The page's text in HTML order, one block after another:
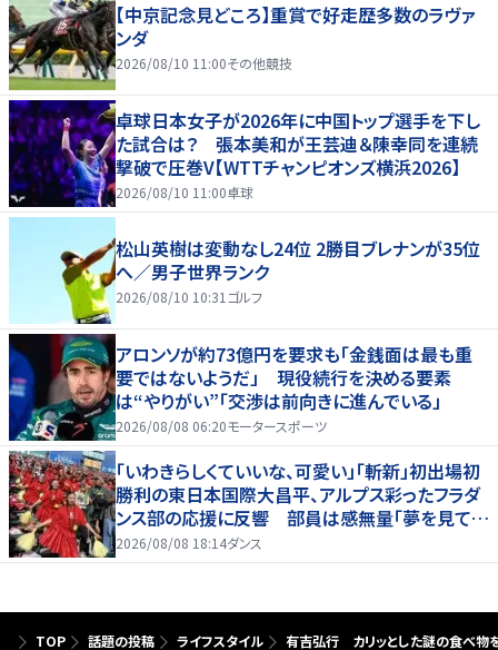
【中京記念見どころ】重賞で好走歴多数のラヴァ
ンダ
2026/08/10 11:00その他競技
卓球日本女子が2026年に中国トップ選手を下し
た試合は？ 張本美和が王芸迪＆陳幸同を連続
撃破で圧巻V【WTTチャンピオンズ横浜2026】
2026/08/10 11:00卓球
松山英樹は変動なし24位 2勝目ブレナンが35位
へ／男子世界ランク
2026/08/10 10:31 ゴルフ
アロンソが約73億円を要求も「金銭面は最も重
要ではないようだ」 現役続行を決める要素
は“やりがい”「交渉は前向きに進んでいる」
2026/08/08 06:20モータースポーツ
「いわきらしくていいな、可愛い」「斬新」初出場初
勝利の東日本国際大昌平、アルプス彩ったフラダ
ンス部の応援に反響 部員は感無量「夢を見てい
るよう」
2026/08/08 18:14ダンス
TOP 話題の投稿 ライフスタイル 有吉弘行 カリッとした謎の食べ物